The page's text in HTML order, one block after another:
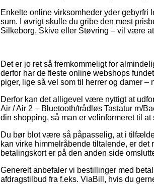
Enkelte online virksomheder yder gebyrfri
sum. I øvrigt skulle du gribe den mest
Silkeborg, Skive eller Støvring – vil være
Det er jo ret så fremkommeligt for
derfor har de fleste online webshops
piger, lige så vel som til herrer og damer –
Derfor kan det alligevel være nyttigt at
Air / Air 2 – Bluetooth/trådløs Tastatur m/
din shopping, så man er velinformeret til
Du bør blot være så påpasselig, at i
kan virke himmelråbende tiltalende, er
betalingskort er på den anden side
Generelt anbefaler vi bestillinger med
afdragstilbud fra f.eks. ViaBill, hvis du